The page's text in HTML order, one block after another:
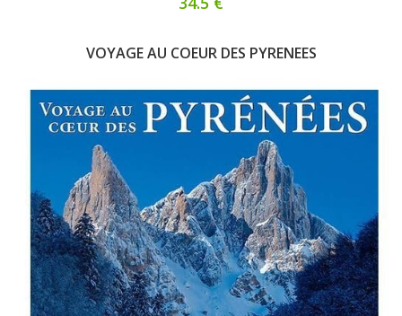
VOYAGE AU COEUR DES PYRENEES